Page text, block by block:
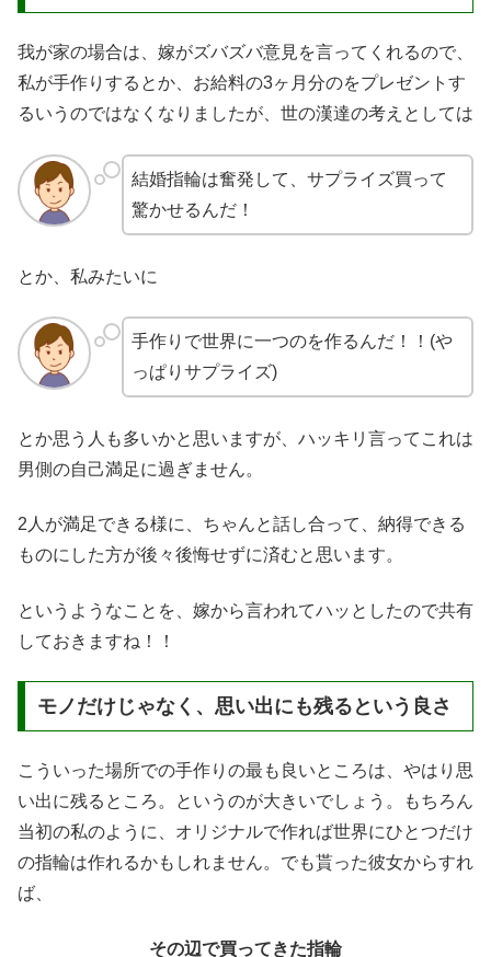
我が家の場合は、嫁がズバズバ意見を言ってくれるので、
私が手作りするとか、お給料の3ヶ月分のをプレゼントす
るいうのではなくなりましたが、世の漢達の考えとしては
結婚指輪は奮発して、サプライズ買って
驚かせるんだ！
とか、私みたいに
手作りで世界に一つのを作るんだ！！(や
っぱりサプライズ)
とか思う人も多いかと思いますが、ハッキリ言ってこれは
男側の自己満足に過ぎません。
2人が満足できる様に、ちゃんと話し合って、納得できる
ものにした方が後々後悔せずに済むと思います。
というようなことを、嫁から言われてハッとしたので共有
しておきますね！！
モノだけじゃなく、思い出にも残るという良さ
こういった場所での手作りの最も良いところは、やはり思
い出に残るところ。というのが大きいでしょう。もちろん
当初の私のように、オリジナルで作れば世界にひとつだけ
の指輪は作れるかもしれません。でも貰った彼女からすれ
ば、
その辺で買ってきた指輪